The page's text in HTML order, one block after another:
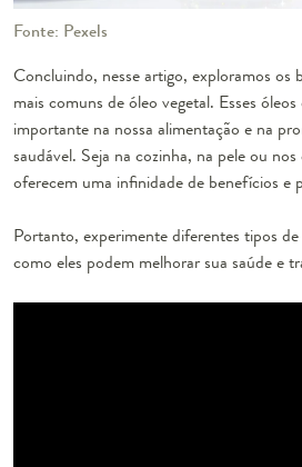
Fonte: Pexels
Concluindo, nesse artigo, exploramos os
mais comuns de óleo vegetal. Esses
importante na nossa alimentação e na
saudável. Seja na cozinha, na pele ou
oferecem uma infinidade de benefícios e
Portanto, experimente diferentes tipos
como eles podem melhorar sua saúde e